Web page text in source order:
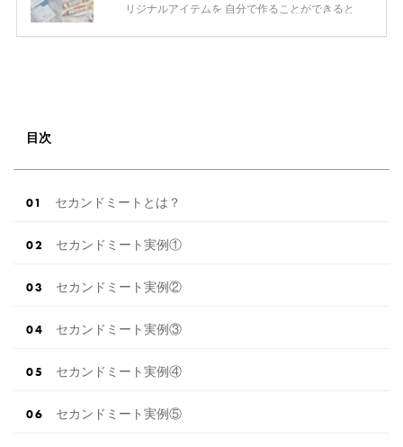
リジナルアイテムを 自分で作ることができると
ン内容をま […]続きを読む
目次
セカンドミートとは？
セカンドミート実例①
セカンドミート実例②
セカンドミート実例③
セカンドミート実例④
セカンドミート実例⑤